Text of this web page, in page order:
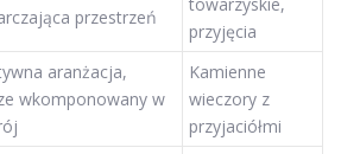
przestrzeń
przyjęcia
aranżacja,
wkomponowany w
Kamienne
wieczory z
przyjaciółmi